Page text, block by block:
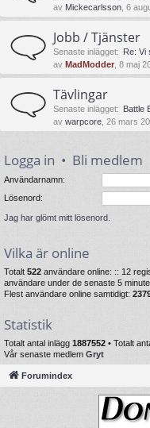
av Mickecarlsson , 6
Jobb / Tjänster
Senaste inlägget: Re: Vi
av MadModder , 8 maj
Tävlingar
Senaste inlägget: Battle
av warpcore , 26 mars
Logga in • Bli medlem
Användarnamn:
Lösenord:
Jag har glömt mitt lösenord.
Vilka är online
Totalt 522 användare online: :: 12
användare under de senaste 5
Flest användare online samtidigt:
Statistik
Totalt antal inlägg 1887552 • Totalt
Vår senaste medlem Gryt
Forumindex